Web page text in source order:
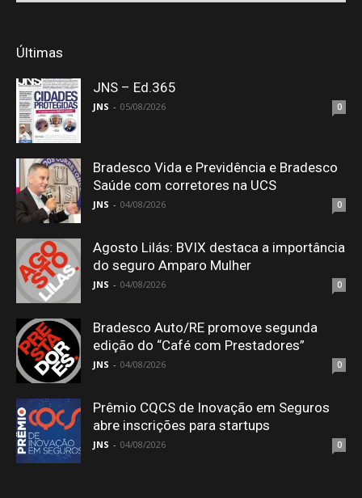
Últimas
JNS – Ed.365
JNS - 05/08/2026 0
Bradesco Vida e Previdência e Bradesco
Saúde com corretores na UCS
JNS - 04/08/2026 0
Agosto Lilás: BVIX destaca a importância
do seguro Amparo Mulher
JNS - 04/08/2026 0
Bradesco Auto/RE promove segunda
edição do “Café com Prestadores”
JNS - 04/08/2026 0
Prêmio CQCS de Inovação em Seguros
abre inscrições para startups
JNS - 04/08/2026 0